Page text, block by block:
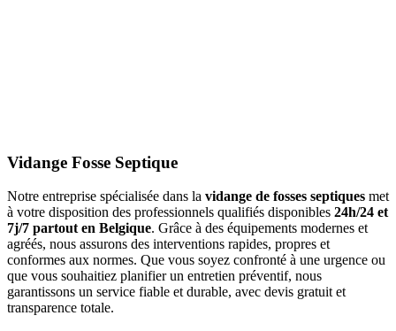
Vidange Fosse Septique
Notre entreprise spécialisée dans la vidange de fosses septiques met
à votre disposition des professionnels qualifiés disponibles 24h/24 et
7j/7 partout en Belgique. Grâce à des équipements modernes et
agréés, nous assurons des interventions rapides, propres et
conformes aux normes. Que vous soyez confronté à une urgence ou
que vous souhaitiez planifier un entretien préventif, nous
garantissons un service fiable et durable, avec devis gratuit et
transparence totale.